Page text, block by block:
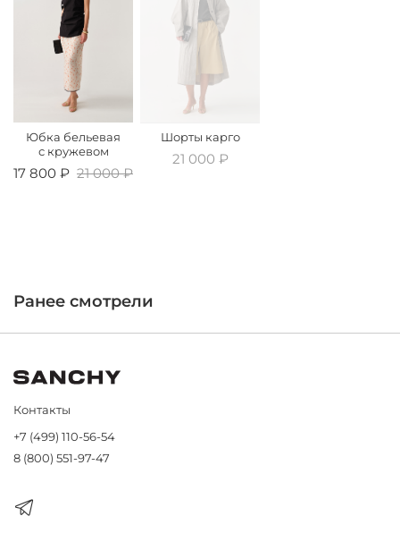
Юбка бельевая
с кружевом
17 800 ₽ 21 000 ₽
Шорты карго
21 000 ₽
Ранее смотрели
Контакты
+7 (499) 110-56-54
8 (800) 551-97-47